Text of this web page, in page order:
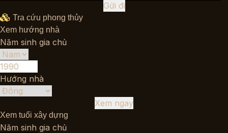
Gửi đi
Tra cứu phong thủy
Xem hướng nhà
Năm sinh gia chủ
Hướng nhà
Xem ngay
Xem tuổi xây dựng
Năm sinh gia chủ